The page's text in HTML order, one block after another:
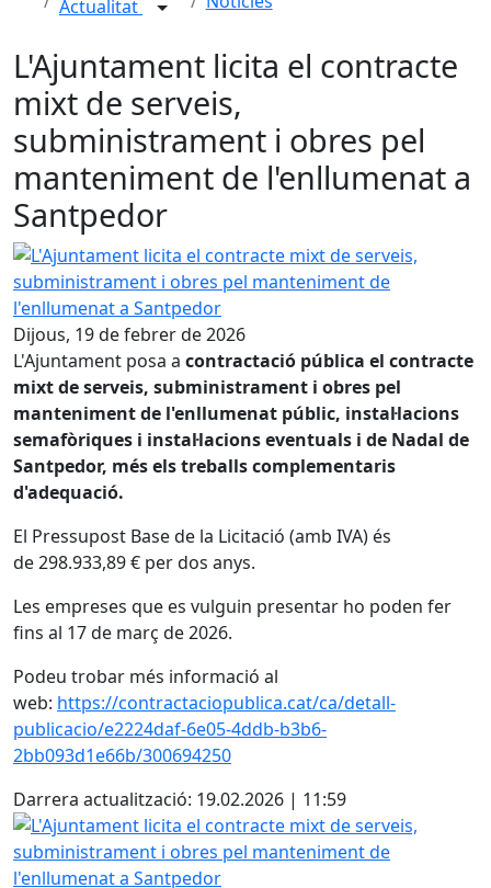
Actualitat
L'Ajuntament licita el contracte
mixt de serveis,
subministrament i obres pel
manteniment de l'enllumenat a
Santpedor
L'Ajuntament licita el contracte mixt de serveis,
Dijous, 19 de febrer de 2026
L'Ajuntament posa a contractació pública el contracte
mixt de serveis, subministrament i obres pel
manteniment de l'enllumenat públic, instal·lacions
semafòriques i instal·lacions eventuals i de Nadal de
Santpedor, més els treballs complementaris
d'adequació.
El Pressupost Base de la Licitació (amb IVA) és
de 298.933,89 € per dos anys.
Les empreses que es vulguin presentar ho poden fer
fins al 17 de març de 2026.
Podeu trobar més informació al
web: https://contractaciopublica.cat/ca/detall-
publicacio/e2224daf-6e05-4ddb-b3b6-
2bb093d1e66b/300694250
Darrera actualització: 19.02.2026 | 11:59
L'Ajuntament licita el contracte mixt de serveis,